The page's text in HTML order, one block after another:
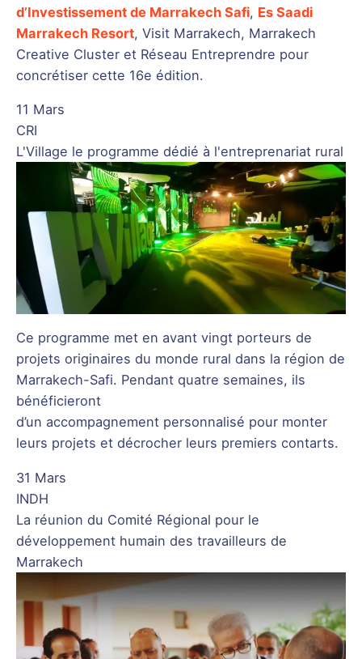
d’Investissement de Marrakech Safi, Es Saadi
Marrakech Resort, Visit Marrakech, Marrakech
Creative Cluster et Réseau Entreprendre pour
concrétiser cette 16e édition.
11 Mars
CRI
L'Village le programme dédié à l'entreprenariat rural
Ce programme met en avant vingt porteurs de
projets originaires du monde rural dans la région de
Marrakech-Safi. Pendant quatre semaines, ils
bénéficieront
d’un accompagnement personnalisé pour monter
leurs projets et décrocher leurs premiers contarts.
31 Mars
INDH
La réunion du Comité Régional pour le
développement humain des travailleurs de
Marrakech